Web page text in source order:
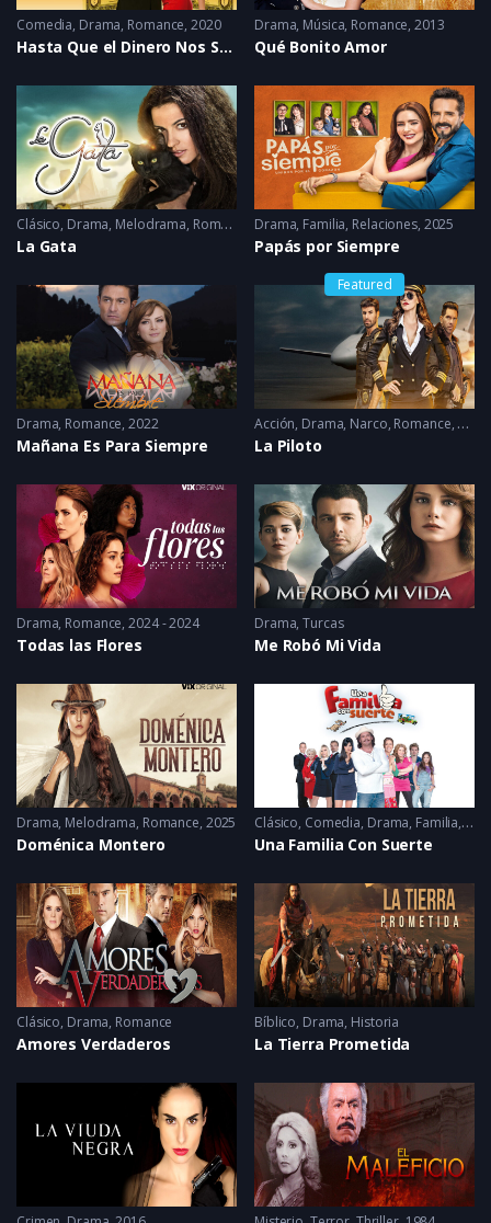
Comedia, Drama, Romance 2020
Hasta Que el Dinero Nos Separe
Drama, Música, Romance 2013
Qué Bonito Amor
Clásico, Drama, Melodrama, Romance 2014
La Gata
Drama, Familia, Relaciones 2025
Papás por Siempre
Drama, Romance 2022
Mañana Es Para Siempre
Featured
Acción, Drama, Narco, Romance 2022
La Piloto
Drama, Romance 2024 - 2024
Todas las Flores
Drama,Turcas
Me Robó Mi Vida
Drama, Melodrama, Romance 2025
Doménica Montero
Clásico, Comedia, Drama, Familia,
Una Familia Con Suerte
Clásico, Drama, Romance
Amores Verdaderos
Bíblico, Drama, Historia
La Tierra Prometida